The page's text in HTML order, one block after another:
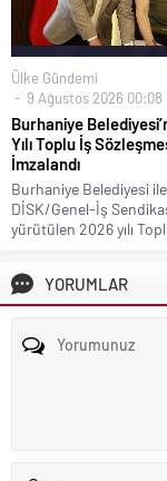
Ülke Gündemi
9 Ağustos 2026 00:08
Burhaniye
Yılı Toplu İş
İmzalandı
Burhaniye Belediyesi ile
DİSK/Genel-İş
yürütülen 2026 yılı
YORUMLAR